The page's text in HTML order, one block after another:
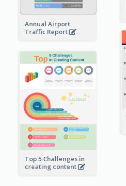
Annual Airport
Traffic Report
Top 5 Challenges in
creating content